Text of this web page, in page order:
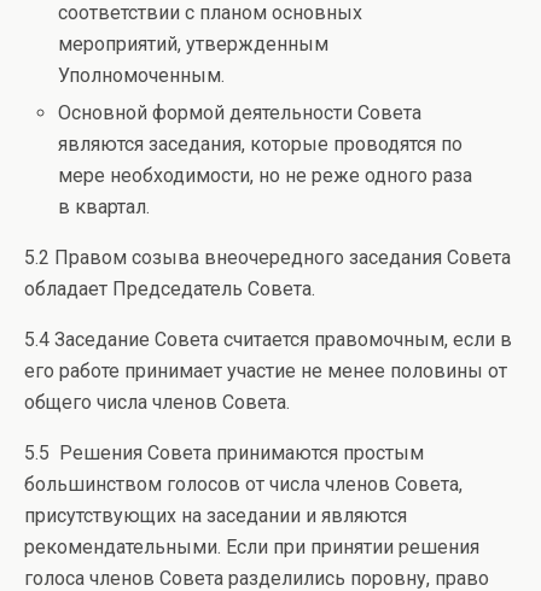
соответствии с планом основных
мероприятий, утвержденным
Уполномоченным.
Основной формой деятельности Совета
являются заседания, которые проводятся по
мере необходимости, но не реже одного раза
в квартал.
5.2 Правом созыва внеочередного заседания Совета
обладает Председатель Совета.
5.4 Заседание Совета считается правомочным, если в
его работе принимает участие не менее половины от
общего числа членов Совета.
5.5 Решения Совета принимаются простым
большинством голосов от числа членов Совета,
присутствующих на заседании и являются
рекомендательными. Если при принятии решения
голоса членов Совета разделились поровну, право